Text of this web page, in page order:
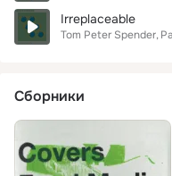
Irreplaceable
Tom Peter Spender
Сборники